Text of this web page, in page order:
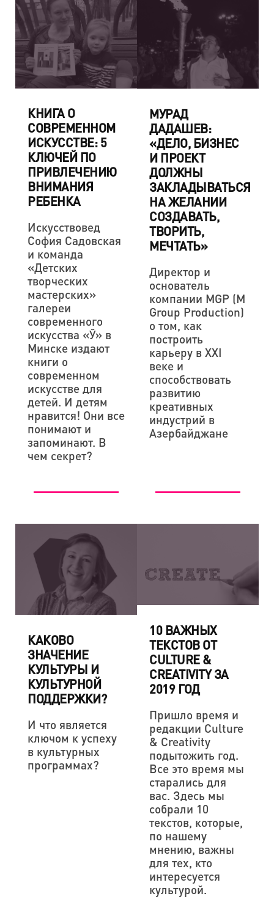
КНИГА О
СОВРЕМЕННОМ
ИСКУССТВЕ: 5
КЛЮЧЕЙ ПО
ПРИВЛЕЧЕНИЮ
ВНИМАНИЯ
РЕБЕНКА
Искусствовед
София Садовская
и команда
«Детских
творческих
мастерских»
галереи
современного
искусства «Ў» в
Минске издают
книги о
современном
искусстве для
детей. И детям
нравится! Они все
понимают и
запоминают. В
чем секрет?
МУРАД
ДАДАШЕВ:
«ДЕЛО, БИЗНЕС
И ПРОЕКТ
ДОЛЖНЫ
ЗАКЛАДЫВАТЬСЯ
НА ЖЕЛАНИИ
СОЗДАВАТЬ,
ТВОРИТЬ,
МЕЧТАТЬ»
Директор и
основатель
компании MGP (M
Group Production)
о том, как
построить
карьеру в ХХI
веке и
способствовать
развитию
креативных
индустрий в
Азербайджане
КАКОВО
ЗНАЧЕНИЕ
КУЛЬТУРЫ И
КУЛЬТУРНОЙ
ПОДДЕРЖКИ?
И что является
ключом к успеху
в культурных
программах?
10 ВАЖНЫХ
ТЕКСТОВ ОТ
CULTURE &
CREATIVITY ЗА
2019 ГОД
Пришло время и
редакции Culture
& Creativity
подытожить год.
Все это время мы
старались для
вас. Здесь мы
собрали 10
текстов, которые,
по нашему
мнению, важны
для тех, кто
интересуется
культурой.